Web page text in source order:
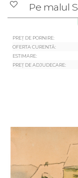
Pe malul
PREȚ DE PORNIRE:
OFERTA CURENTĂ:
ESTIMARE:
PREȚ DE ADJUDECARE: